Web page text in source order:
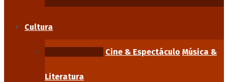
Cultura
Cine & Espectáculo Música &
Literatura